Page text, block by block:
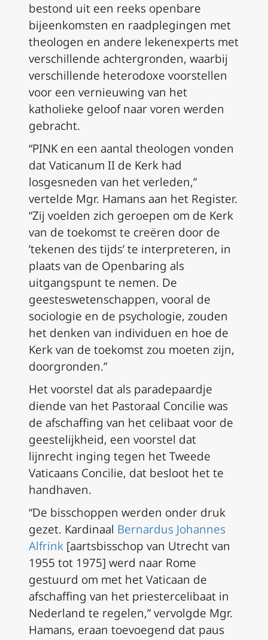
bestond uit een reeks openbare
bijeenkomsten en raadplegingen met
theologen en andere lekenexperts met
verschillende achtergronden, waarbij
verschillende heterodoxe voorstellen
voor een vernieuwing van het
katholieke geloof naar voren werden
gebracht.
“PINK en een aantal theologen vonden
dat Vaticanum II de Kerk had
losgesneden van het verleden,”
vertelde Mgr. Hamans aan het Register.
“Zij voelden zich geroepen om de Kerk
van de toekomst te creëren door de
’tekenen des tijds’ te interpreteren, in
plaats van de Openbaring als
uitgangspunt te nemen. De
geesteswetenschappen, vooral de
sociologie en de psychologie, zouden
het denken van individuen en hoe de
Kerk van de toekomst zou moeten zijn,
doorgronden.”
Het voorstel dat als paradepaardje
diende van het Pastoraal Concilie was
de afschaffing van het celibaat voor de
geestelijkheid, een voorstel dat
lijnrecht inging tegen het Tweede
Vaticaans Concilie, dat besloot het te
handhaven.
“De bisschoppen werden onder druk
gezet. Kardinaal Bernardus Johannes
Alfrink [aartsbisschop van Utrecht van
1955 tot 1975] werd naar Rome
gestuurd om met het Vaticaan de
afschaffing van het priestercelibaat in
Nederland te regelen,” vervolgde Mgr.
Hamans, eraan toevoegend dat paus